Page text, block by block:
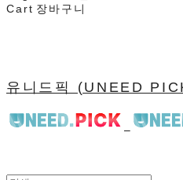
Cart 장바구니
유니드픽 (UNEED